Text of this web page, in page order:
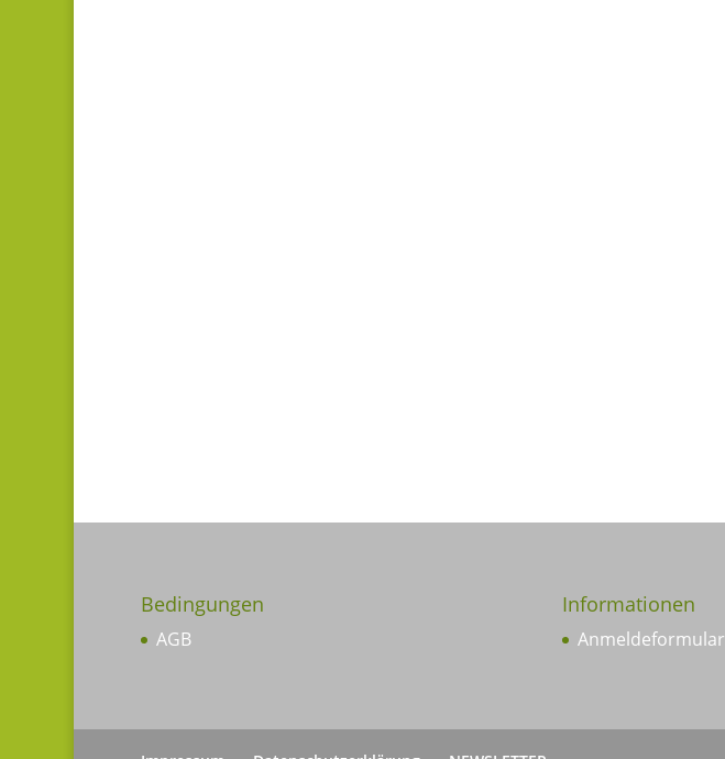
Bedingungen
AGB
Informationen
Anmeldeformular